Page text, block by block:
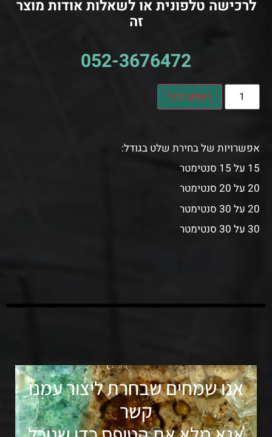
לרכישה טלפונית או לשאלות אודות מוצר
זה
052-3676472
הוספה לסל
אפשרויות של בחירת שלט בגודל:
15 על 15 סנטימטר
20 על 20 סנטימטר
20 על 30 סנטימטר
30 על 30 סנטימטר
אנו שמחים שבחרת ליצור עמנו
קשר